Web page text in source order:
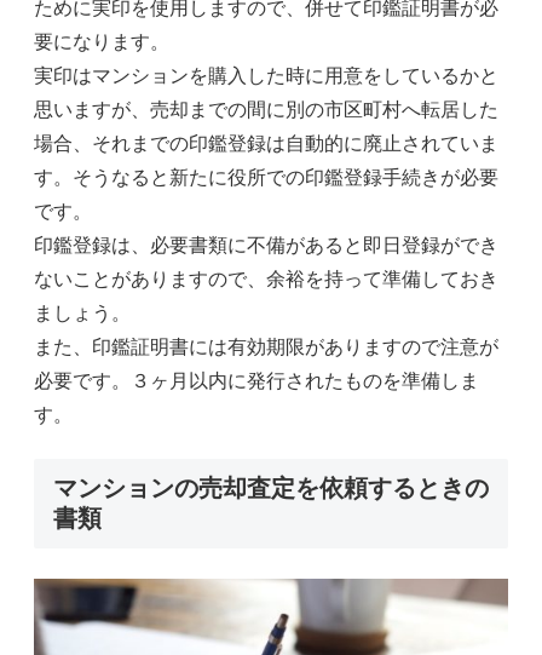
ために実印を使用しますので、併せて印鑑証明書が必
要になります。
実印はマンションを購入した時に用意をしているかと
思いますが、売却までの間に別の市区町村へ転居した
場合、それまでの印鑑登録は自動的に廃止されていま
す。そうなると新たに役所での印鑑登録手続きが必要
です。
印鑑登録は、必要書類に不備があると即日登録ができ
ないことがありますので、余裕を持って準備しておき
ましょう。
また、印鑑証明書には有効期限がありますので注意が
必要です。３ヶ月以内に発行されたものを準備しま
す。
マンションの売却査定を依頼するときの
書類